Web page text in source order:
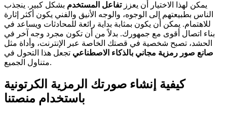
يمكن لهذا الاختيار أن يعززتفاعل المستخدم بشكل كبير. ينجذب
الناس بطبيعتهم إلى الوجوه، والوجه الأنيق والفني يكون أكثر إثارة
للاهتمام. يمكن أن يكون بمثابة بداية رائعة للمحادثات ويساعد في
بناء اتصال أقوى مع جمهورك. بدلاً من أن تكون مجرد وجه آخر في
الحشد، تصبح شخصية في قصتك الخاصة عبر الإنترنت، وأداة مثل
صانع صور رمزية مجاني بالذكاء الاصطناعي تجعل هذا التحول في
متناول الجميع.
كيفية إنشاء صورتك الرمزية الكرتونية
باستخدام منصتنا